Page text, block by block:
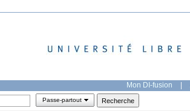
Mon DI-fusion |
Passe-partout